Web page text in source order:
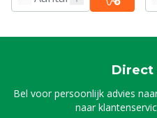
Direct
Bel voor persoonlijk advies
naar